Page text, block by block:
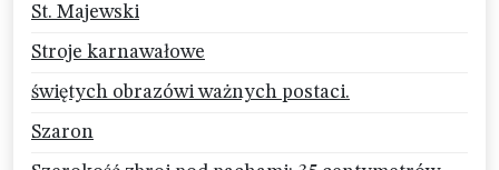
St. Majewski
Stroje karnawałowe
świętych obrazówi ważnych postaci.
Szaron